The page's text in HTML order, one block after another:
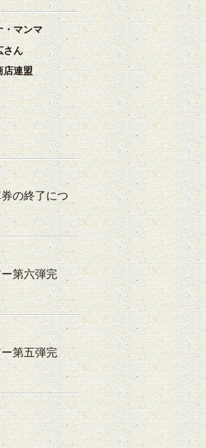
・マンマ
さん
店連盟
の終了につ
第六弾完
第五弾完